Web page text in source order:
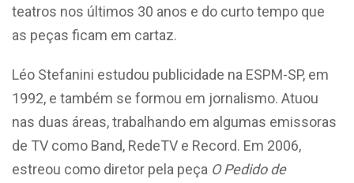
teatros nos últimos 30 anos e do curto tempo que
as peças ficam em cartaz.
Léo Stefanini estudou publicidade na ESPM-SP, em
1992, e também se formou em jornalismo. Atuou
nas duas áreas, trabalhando em algumas emissoras
de TV como Band, RedeTV e Record. Em 2006,
estreou como diretor pela peça O Pedido de